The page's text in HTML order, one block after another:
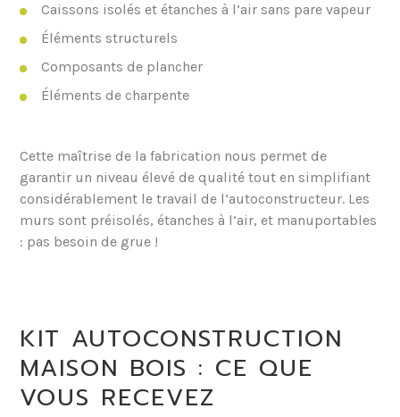
Caissons isolés et étanches à l’air sans pare vapeur
Éléments structurels
Composants de plancher
Éléments de charpente
Cette maîtrise de la fabrication nous permet de
garantir un niveau élevé de qualité tout en simplifiant
considérablement le travail de l’autoconstructeur. Les
murs sont préisolés, étanches à l’air, et manuportables
: pas besoin de grue !
KIT AUTOCONSTRUCTION
MAISON BOIS : CE QUE
VOUS RECEVEZ